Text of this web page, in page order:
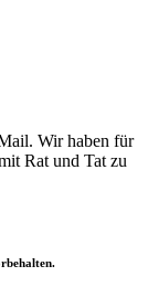
Wir haben für
Rat und Tat zu